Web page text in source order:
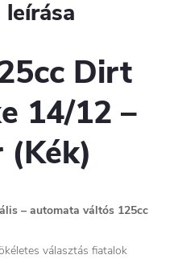
Dirt
14/12 –
(Kék)
– automata váltós 125cc
választás fiatalok